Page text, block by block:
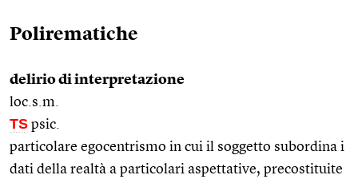
Polirematiche
delirio di interpretazione
loc.s.m.
TS psic.
particolare egocentrismo in cui il soggetto subordina i
dati della realtà a particolari aspettative, precostituite